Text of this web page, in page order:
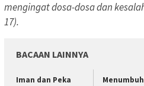
mengingat dosa-dosa dan
17).
BACAAN LAINNYA
Iman dan Peka